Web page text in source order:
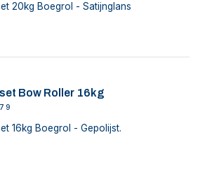
20kg Boegrol - Satijnglans
Bow Roller 16kg
16kg Boegrol - Gepolijst.